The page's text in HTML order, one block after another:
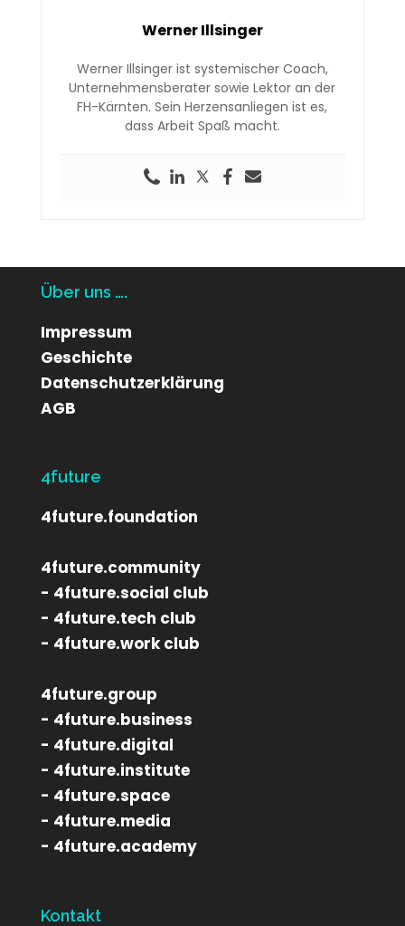
Werner Illsinger
Werner Illsinger ist systemischer Coach,
Unternehmensberater sowie Lektor an der
FH-Kärnten. Sein Herzensanliegen ist es,
dass Arbeit Spaß macht.
Über uns ….
Impressum
Geschichte
Datenschutzerklärung
AGB
4future
4future.foundation
4future.community
- 4future.social club
- 4future.tech club
- 4future.work club
4future.group
- 4future.business
- 4future.digital
- 4future.institute
- 4future.space
- 4future.media
- 4future.academy
Kontakt